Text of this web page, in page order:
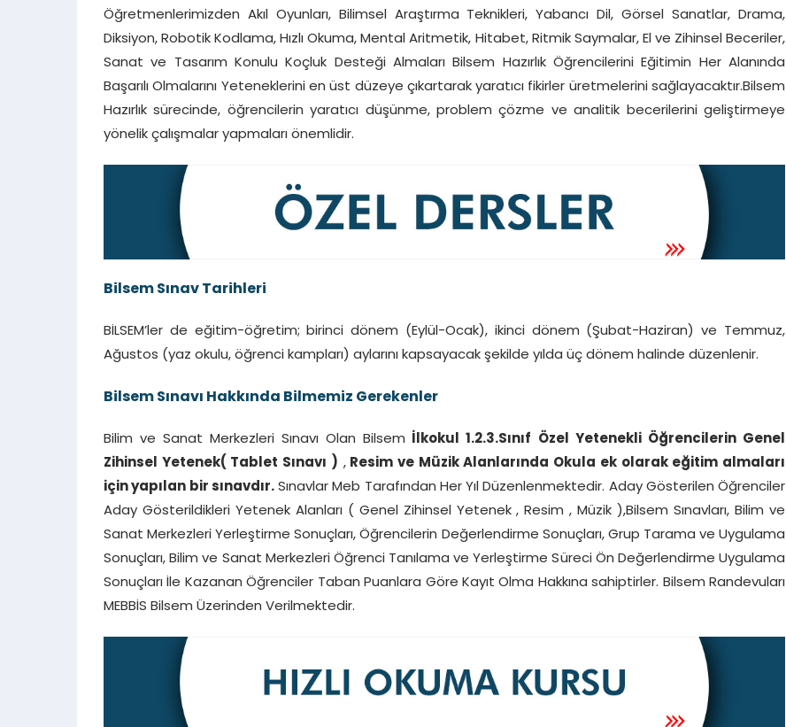
Öğretmenlerimizden Akıl Oyunları, Bilimsel Araştırma Teknikleri, Yabancı Dil, Görsel Sanatlar, Drama,
Diksiyon, Robotik Kodlama, Hızlı Okuma, Mental Aritmetik, Hitabet, Ritmik Saymalar, El ve Zihinsel Beceriler,
Sanat ve Tasarım Konulu Koçluk Desteği Almaları Bilsem Hazırlık Öğrencilerini Eğitimin Her Alanında
Başarılı Olmalarını Yeteneklerini en üst düzeye çıkartarak yaratıcı fikirler üretmelerini sağlayacaktır.Bilsem
Hazırlık sürecinde, öğrencilerin yaratıcı düşünme, problem çözme ve analitik becerilerini geliştirmeye
yönelik çalışmalar yapmaları önemlidir.
Bilsem Sınav Tarihleri
BİLSEM’ler de eğitim-öğretim; birinci dönem (Eylül-Ocak), ikinci dönem (Şubat-Haziran) ve Temmuz,
Ağustos (yaz okulu, öğrenci kampları) aylarını kapsayacak şekilde yılda üç dönem halinde düzenlenir.
Bilsem Sınavı Hakkında Bilmemiz Gerekenler
Bilim ve Sanat Merkezleri Sınavı Olan Bilsem İlkokul 1.2.3.Sınıf
Özel Yetenekli Öğrencilerin Genel
Zihinsel Yetenek( Tablet Sınavı ) ,Resim ve Müzik Alanlarında Okula ek olarak eğitim almaları
için yapılan bir sınavdır.Sınavlar Meb Tarafından Her Yıl Düzenlenmektedir. Aday Gösterilen Öğrenciler
Aday Gösterildikleri Yetenek Alanları ( Genel Zihinsel Yetenek , Resim , Müzik ),Bilsem Sınavları, Bilim ve
Sanat Merkezleri Yerleştirme Sonuçları, Öğrencilerin Değerlendirme Sonuçları, Grup Tarama ve Uygulama
Sonuçları, Bilim ve Sanat Merkezleri Öğrenci Tanılama ve Yerleştirme Süreci Ön Değerlendirme Uygulama
Sonuçları İle Kazanan Öğrenciler Taban Puanlara Göre Kayıt Olma Hakkına sahiptirler. Bilsem Randevuları
MEBBİS Bilsem Üzerinden Verilmektedir.